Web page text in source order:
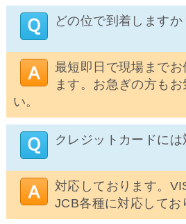
どの位で到着しますか
最短即日で現場までお
ます。お急ぎの方も
い。
クレジットカードには
対応しております。
JCB各種に対応してお